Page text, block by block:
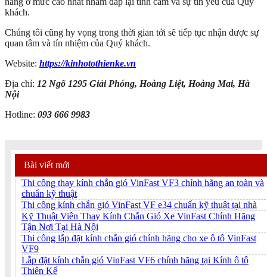
khách.
Chúng tôi cũng hy vọng trong thời gian tới sẽ tiếp tục nhận được sự
quan tâm và tín nhiệm của Quý khách.
Website: https://kinhotothienke.vn
Địa chỉ: 12 Ngõ 1295 Giải Phóng, Hoàng Liệt, Hoàng Mai, Hà
Nội
Hotline: 093 666 9983
Bài viết mới
Thi công thay kính chắn gió VinFast VF3 chính hãng an toàn và
chuẩn kỹ thuật
Thi công kính chắn gió VinFast VF e34 chuẩn kỹ thuật tại nhà
Kỹ Thuật Viên Thay Kính Chắn Gió Xe VinFast Chính Hãng
Tận Nơi Tại Hà Nội
Thi công lắp đặt kính chắn gió chính hãng cho xe ô tô VinFast
VF9
Lắp đặt kính chắn gió VinFast VF6 chính hãng tại Kính ô tô
Thiên Kế